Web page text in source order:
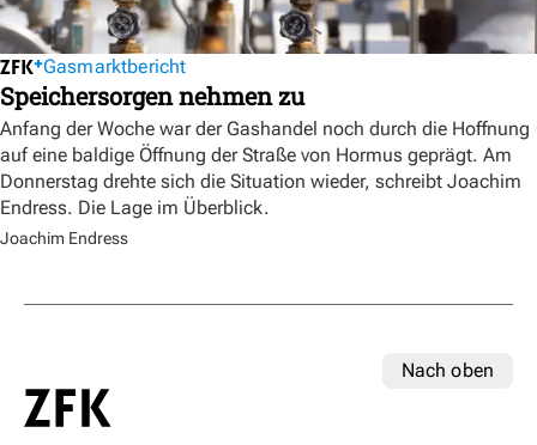
Gasmarktbericht
Speichersorgen nehmen zu
Anfang der Woche war der Gashandel noch durch die Hoffnung
auf eine baldige Öffnung der Straße von Hormus geprägt. Am
Donnerstag drehte sich die Situation wieder, schreibt Joachim
Endress. Die Lage im Überblick.
Joachim Endress
Nach oben